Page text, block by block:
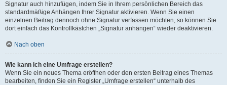
Signatur auch hinzufügen, indem Sie in Ihrem persönlichen Bereich das
standardmäßige Anhängen Ihrer Signatur aktivieren. Wenn Sie einen
einzelnen Beitrag dennoch ohne Signatur verfassen möchten, so können Sie
dort einfach das Kontrollkästchen „Signatur anhängen“ wieder deaktivieren.
Nach oben
Wie kann ich eine Umfrage erstellen?
Wenn Sie ein neues Thema eröffnen oder den ersten Beitrag eines Themas
bearbeiten, finden Sie ein Register „Umfrage erstellen“ unterhalb des